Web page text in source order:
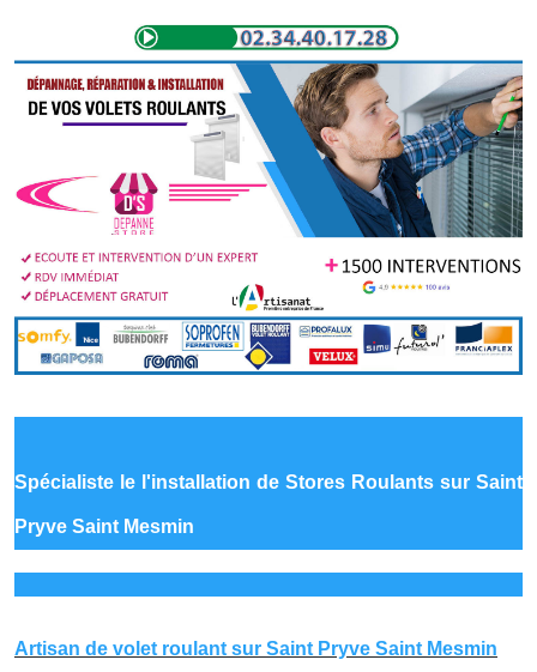
Spécialiste le l'installation de Stores Roulants sur Saint
Pryve Saint Mesmin
Artisan de volet roulant sur Saint Pryve Saint Mesmin